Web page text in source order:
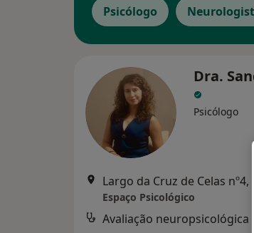
Psicólogo
Dra.
Psicólogo
Espaço Psicológico
Avaliação neuropsicológica